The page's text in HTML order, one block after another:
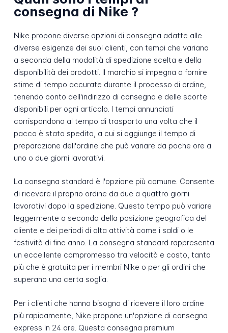
consegna di Nike ?
Nike propone diverse opzioni di consegna adatte alle
diverse esigenze dei suoi clienti, con tempi che variano
a seconda della modalità di spedizione scelta e della
disponibilità dei prodotti. Il marchio si impegna a fornire
stime di tempo accurate durante il processo di ordine,
tenendo conto dell'indirizzo di consegna e delle scorte
disponibili per ogni articolo. I tempi annunciati
corrispondono al tempo di trasporto una volta che il
pacco è stato spedito, a cui si aggiunge il tempo di
preparazione dell'ordine che può variare da poche ore a
uno o due giorni lavorativi.
La consegna standard è l'opzione più comune. Consente
di ricevere il proprio ordine da due a quattro giorni
lavorativi dopo la spedizione. Questo tempo può variare
leggermente a seconda della posizione geografica del
cliente e dei periodi di alta attività come i saldi o le
festività di fine anno. La consegna standard rappresenta
un eccellente compromesso tra velocità e costo, tanto
più che è gratuita per i membri Nike o per gli ordini che
superano una certa soglia.
Per i clienti che hanno bisogno di ricevere il loro ordine
più rapidamente, Nike propone un'opzione di consegna
express in 24 ore. Questa consegna premium